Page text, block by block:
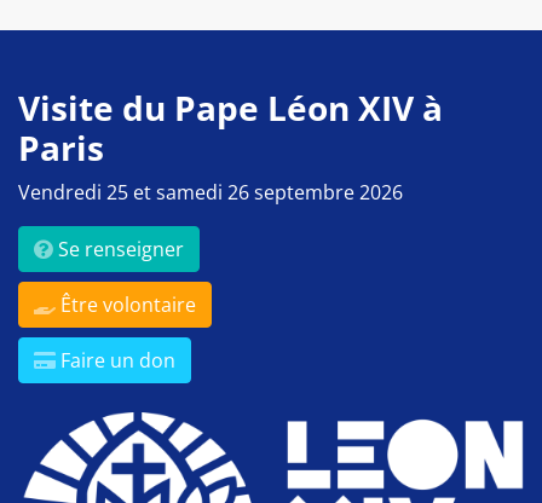
Visite du Pape Léon XIV à
Paris
Vendredi 25 et samedi 26 septembre 2026
Se renseigner
Être volontaire
Faire un don